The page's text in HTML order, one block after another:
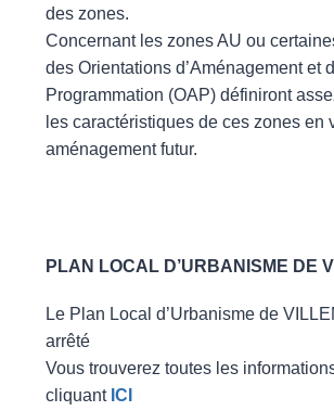
des zones.
Concernant les zones AU ou
des Orientations d’Aménagement et
Programmation (OAP) définiront
les caractéristiques de ces zones en
aménagement futur.
PLAN LOCAL D’URBANISME DE
Le Plan Local d’Urbanisme de
arrêté
Vous trouverez toutes les
cliquant ICI